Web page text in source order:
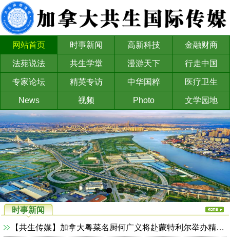
网站首页 时事新闻 高新科技 金融财商
法苑说法 共生学堂 漫游天下 行走中国
专家论坛 精英专访 中华国粹 医疗卫生
News 视频 Photo 文学园地
时事新闻
【共生传媒】加拿大粤菜名厨何广义将赴蒙特利尔举办精品美食活动——“仲夏夜·厨皇驾到”将于8月14日至15日在彭氏精品私房菜举行